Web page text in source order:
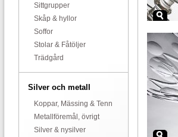
Sittgrupper
Skåp & hyllor
Soffor
Stolar & Fåtöljer
Trädgård
Silver och metall
Koppar, Mässing & Tenn
Metallföremål, övrigt
Silver & nysilver